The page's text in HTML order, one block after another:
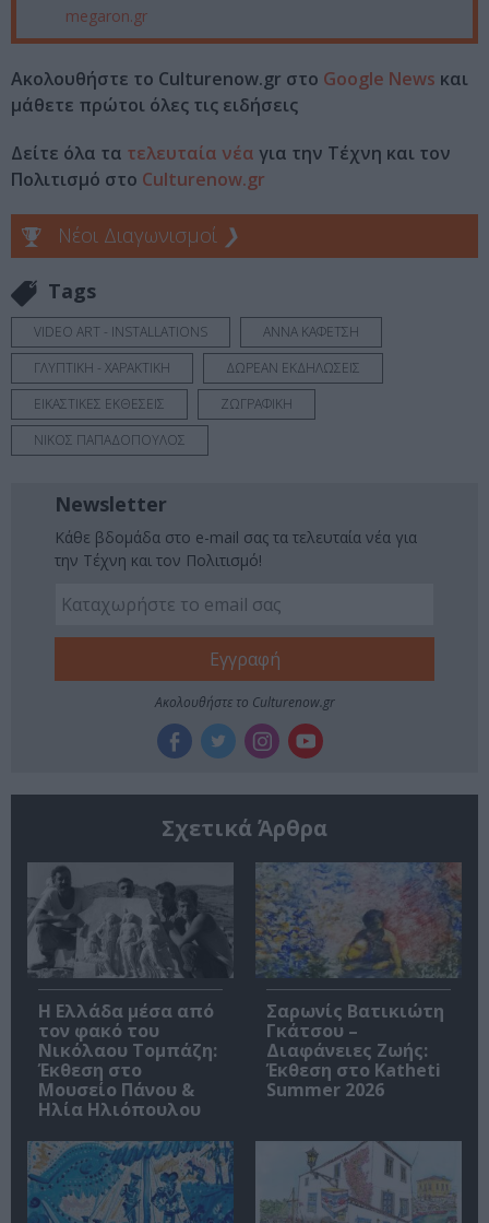
megaron.gr
Ακολουθήστε το Culturenow.gr στο Google News και
μάθετε πρώτοι όλες τις ειδήσεις
Δείτε όλα τα τελευταία νέα για την Τέχνη και τον
Πολιτισμό στο Culturenow.gr
Νέοι Διαγωνισμοί ❯
Tags
VIDEO ART - INSTALLATIONS
ΑΝΝΑ ΚΑΦΕΤΣΗ
ΓΛΥΠΤΙΚΗ - ΧΑΡΑΚΤΙΚΗ
ΔΩΡΕΑΝ ΕΚΔΗΛΩΣΕΙΣ
ΕΙΚΑΣΤΙΚΕΣ ΕΚΘΕΣΕΙΣ
ΖΩΓΡΑΦΙΚΗ
ΝΙΚΟΣ ΠΑΠΑΔΟΠΟΥΛΟΣ
Newsletter
Κάθε βδομάδα στο e-mail σας τα τελευταία νέα για
την Τέχνη και τον Πολιτισμό!
Ακολουθήστε το Culturenow.gr
Σχετικά Άρθρα
Η Ελλάδα μέσα από
τον φακό του
Νικόλαου Τομπάζη:
Έκθεση στο
Μουσείο Πάνου &
Ηλία Ηλιόπουλου
Σαρωνίς Βατικιώτη
Γκάτσου –
Διαφάνειες Ζωής:
Έκθεση στο Katheti
Summer 2026